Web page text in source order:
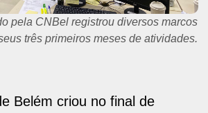
pela CNBel registrou diversos marcos
três primeiros meses de atividades.
Belém criou no final de